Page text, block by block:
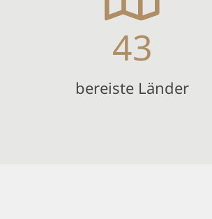
43
bereiste Länder